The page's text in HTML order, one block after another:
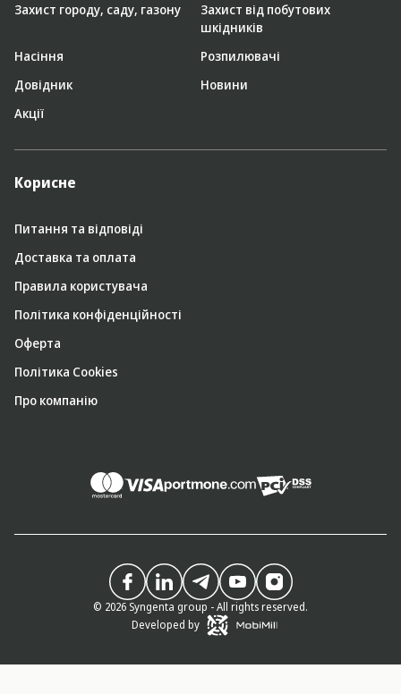
Захист городу, саду, газону
Захист від побутових
шкідників
Насіння
Розпилювачі
Довідник
Новини
Акції
Корисне
Питання та відповіді
Доставка та оплата
Правила користувача
Політика конфіденційності
Оферта
Політика Cookies
Про компанію
© 2026 Syngenta group - All rights reserved.
Developed by